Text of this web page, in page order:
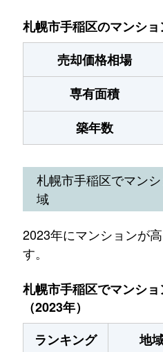
札幌市手稲区のマンシ
売却価格相場
専有面積
築年数
札幌市手稲区でマン
域
2023年にマンションが
す。
札幌市手稲区でマンシ
（2023年）
ランキング
地